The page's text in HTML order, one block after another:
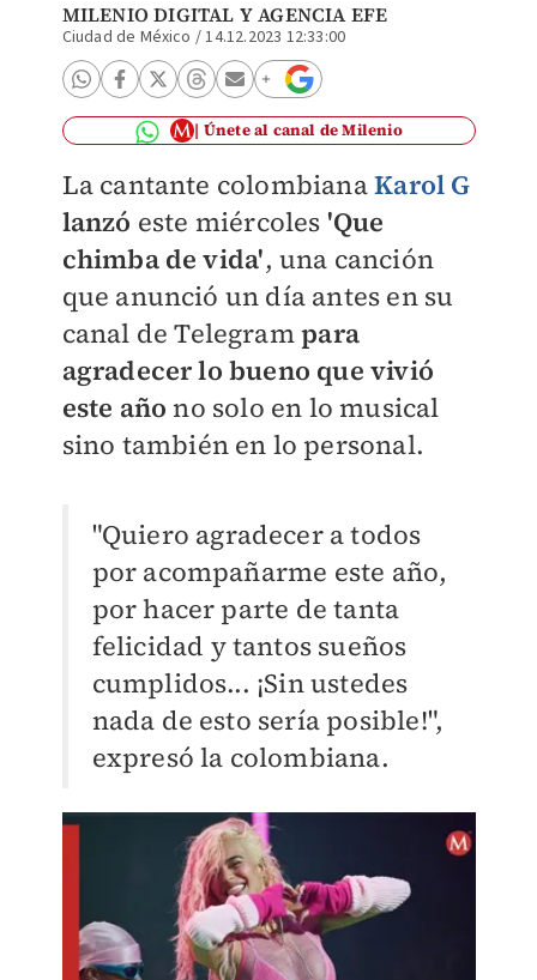
MILENIO DIGITAL YAGENCIA EFE
Ciudad de México /14.12.2023 12:33:00
Únete al canal de Milenio
La cantante colombianaKarol G
lanzó este miércoles 'Que
chimba de vida', una canción
que anunció un día antes en su
canal de Telegrampara
agradecer lo bueno que vivió
este añono solo en lo musical
sino también en lo personal.
"Quiero agradecer a todos
por acompañarme este año,
por hacer parte de tanta
felicidad y tantos sueños
cumplidos... ¡Sin ustedes
nada de esto sería posible!",
expresó la colombiana.